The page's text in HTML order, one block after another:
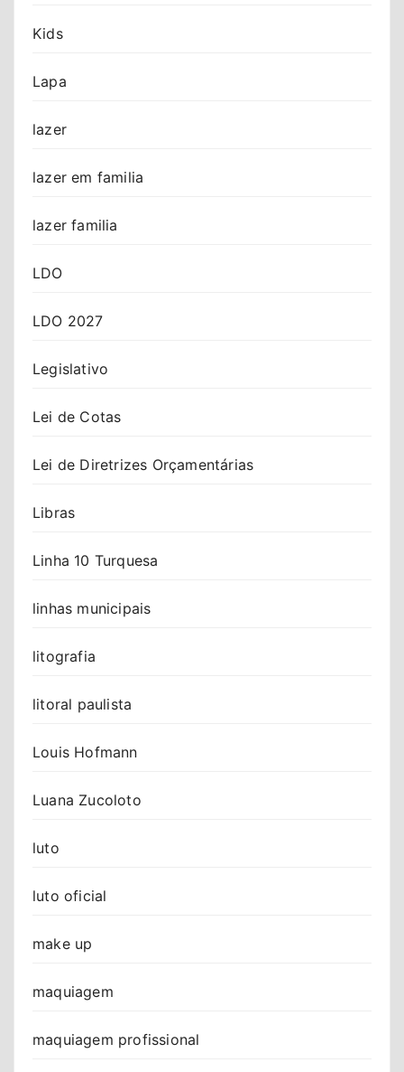
Kids
Lapa
lazer
lazer em familia
lazer familia
LDO
LDO 2027
Legislativo
Lei de Cotas
Lei de Diretrizes Orçamentárias
Libras
Linha 10 Turquesa
linhas municipais
litografia
litoral paulista
Louis Hofmann
Luana Zucoloto
luto
luto oficial
make up
maquiagem
maquiagem profissional